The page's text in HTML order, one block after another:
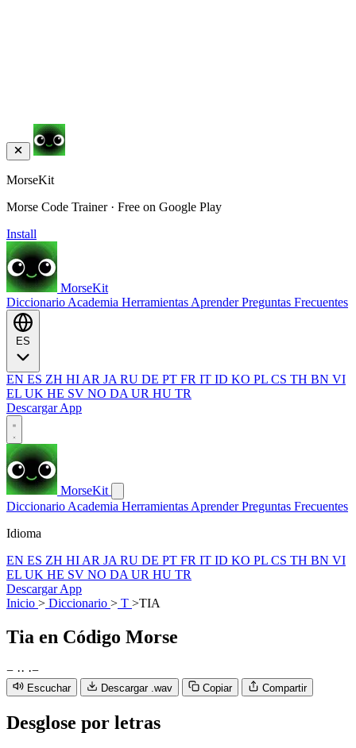
MorseKit
Morse Code Trainer · Free on Google Play
Install
MorseKit
Diccionario Academia Herramientas AprenderPreguntas Frecuentes
EN ES ZH HI AR JA RU DE PT FR IT ID KO PL CS TH BN VI
EL UK HE SV NO DA UR HU TR
Descargar App
MorseKit
Diccionario Academia Herramientas AprenderPreguntas Frecuentes
Idioma
EN ES ZH HI AR JA RU DE PT FR IT ID KO PL CS TH BN VI
EL UK HE SV NO DA UR HU TR
Descargar App
Inicio > Diccionario > T >TIA
Tia en Código Morse
− ·· ·−
Escuchar Descargar .wav Copiar Compartir
Desglose por letras